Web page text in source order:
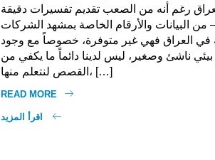
رغم أنه من الصعب تقديم تفسيرات دقيقة
من البيانات والأرقام الخاصة بمشهد الشركات
في العراق فهي غير متوفرة، خصوصاً مع وجود
ناشئ وصغير، ليس لدينا دائماً ما يكفي من
القصص لنتعلم منها، […]
READ MORE